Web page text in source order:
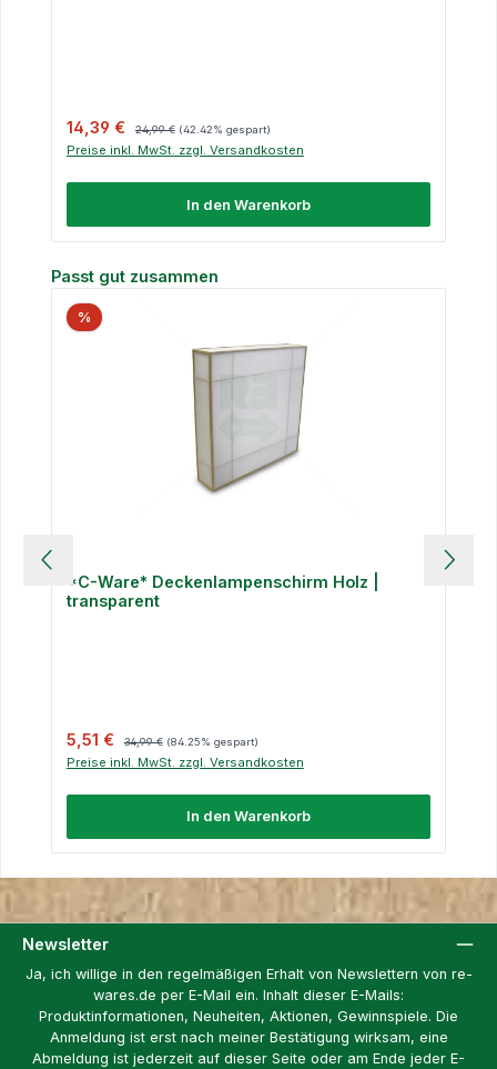
Verkaufspreis:
14,39 € 24,99 € (42.42% gespart)
Preise inkl. MwSt. zzgl. Versandkosten
In den Warenkorb
Produktgalerie überspringen
Passt gut zusammen
%
*C-Ware* Deckenlampenschirm Holz |
transparent
Verkaufspreis:
5,51 € 34,99 € (84.25% gespart)
Preise inkl. MwSt. zzgl. Versandkosten
In den Warenkorb
Newsletter
Ja, ich willige in den regelmäßigen Erhalt von Newslettern von re-
wares.de per E-Mail ein. Inhalt dieser E-Mails:
Produktinformationen, Neuheiten, Aktionen, Gewinnspiele. Die
Anmeldung ist erst nach meiner Bestätigung wirksam, eine
Abmeldung ist jederzeit auf dieser Seite oder am Ende jeder E-